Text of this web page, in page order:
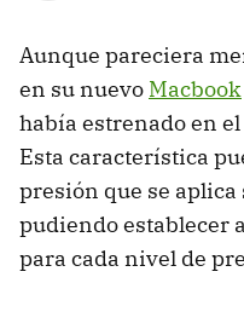
Aunque pareciera
en su nuevo Macbook
había estrenado en el
Esta característica
presión que se
pudiendo establecer
para cada nivel de